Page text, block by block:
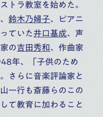
トラ教室を始めた。
鈴木乃婦子、ピアニ
ていた 井口基成、声
の吉田秀和、作曲家
年、「子供のため
さらに音楽評論家と
一行も斎藤らのこの
て教育に加わること